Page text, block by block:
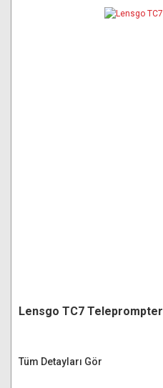
Lensgo TC7 Teleprompter
Tüm Detayları Gör